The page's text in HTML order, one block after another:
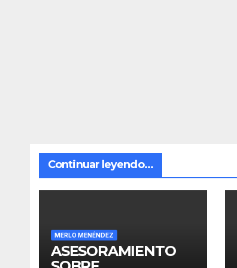
Continuar leyendo...
MERLO MENÉNDEZ
ASESORAMIENTO